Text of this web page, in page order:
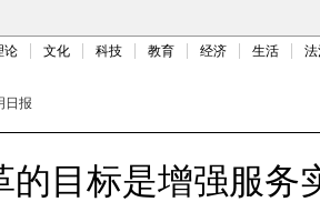
论 文化 科技 教育 经济 生活
日报
的目标是增强服务